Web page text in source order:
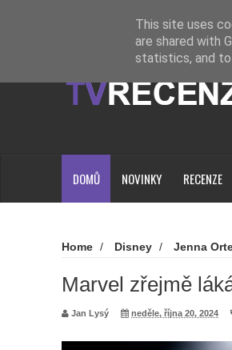
Loading...
DOMŮ NOVINKY RECENZE
Home / Disney / Jenna
Marvel zřejmě
Jan Lysý neděle, října 20, 2024
This site uses
are shared with
statistics, and